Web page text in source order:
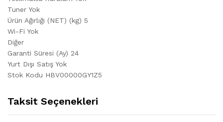
Tuner Yok
Ürün Ağırlığı (NET) (kg) 5
Wi-Fi Yok
Diğer
Garanti Süresi (Ay) 24
Yurt Dışı Satış Yok
Stok Kodu HBV00000GY1Z5
Taksit Seçenekleri